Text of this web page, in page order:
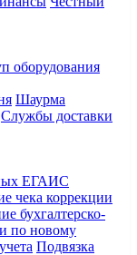
оборудования
Шаурма
Службы доставки
ЕГАИС
чека коррекции
бухгалтерско-
по новому
Подвязка